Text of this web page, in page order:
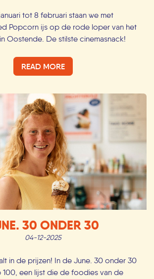
tot 8 februari staan we met
Popcorn ijs op de rode loper van het
Oostende. De stilste cinemasnack!
READ MORE
30 ONDER 30
04-12-2025
in de prijzen! In de June. 30 onder 30
een lijst die de foodies van de